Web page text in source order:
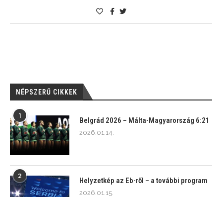
NÉPSZERŰ CIKKEK
1
Belgrád 2026 – Málta-Magyarország 6:21
2026.01.14.
2
Helyzetkép az Eb-ről – a további program
2026.01.15.